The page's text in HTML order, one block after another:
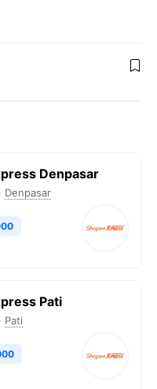
Denpasar
Denpasar
Pati
Pati